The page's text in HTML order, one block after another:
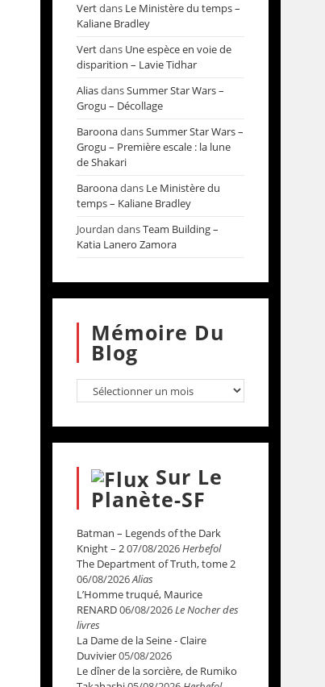
Vertdans Le Ministère du temps –
Kaliane Bradley
Vertdans Une espèce en voie de
disparition – Lavie Tidhar
AliasdansSummer Star Wars –
Grogu – Décollage
BaroonadansSummer Star Wars –
Grogu – Première escale : la lune
de Shakari
Baroonadans Le Ministère du
temps – Kaliane Bradley
Jourdan dansTeam Building –
Katia Lanero Zamora
Mémoire Du
Blog
Sur Le
Planète-SF
Batman – Legends of the Dark
Knight – 207/08/2026Herbefol
The Department of Truth, tome 2
06/08/2026Alias
L’Homme truqué, Maurice
RENARD06/08/2026Le Nocher des
livres
La Dame de la Seine - Claire
Duvivier05/08/2026
Le dîner de la sorcière, de Rumiko